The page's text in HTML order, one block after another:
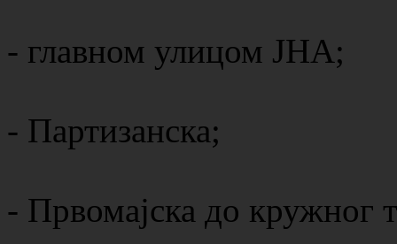
- главном улицом ЈНА;
- Партизанска;
- Првомајска до кружног